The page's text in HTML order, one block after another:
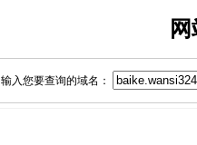
输入您要查询的域名：